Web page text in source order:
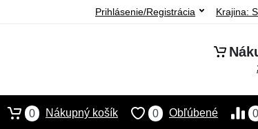
Krajina:
Prihlásenie/Registrácia
0
0 Obľúbené
0 Nákupný košík